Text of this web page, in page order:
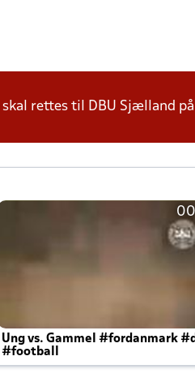
rettes til DBU Sjælland på
Ung vs. Gammel #fordanmark
#football